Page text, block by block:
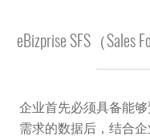
eBizprise SFS（Sales
企业首先必须具备能
需求的数据后，结合